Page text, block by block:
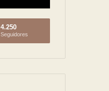
4.250
Seguidores